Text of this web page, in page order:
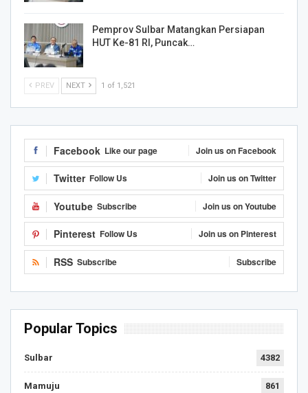
Pemprov Sulbar Matangkan Persiapan
HUT Ke-81 RI, Puncak…
PREV NEXT 1 of 1,521
Facebook Like our page Join us on Facebook
Twitter Follow Us Join us on Twitter
Youtube Subscribe Join us on Youtube
Pinterest Follow Us Join us on Pinterest
RSS Subscribe Subscribe
Popular Topics
Sulbar 4382
Mamuju 861